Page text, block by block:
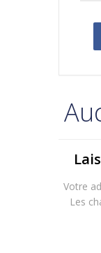
Votre
Les